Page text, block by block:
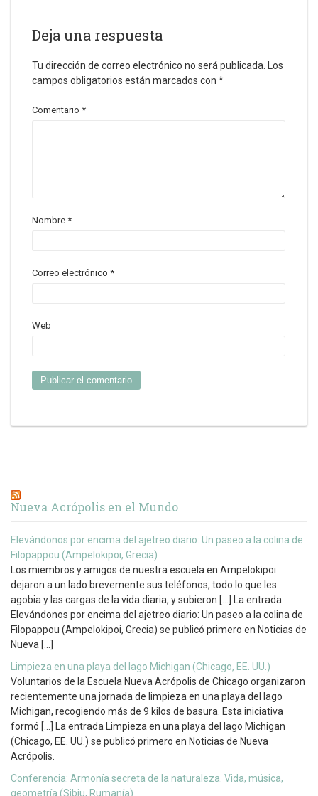
Deja una respuesta
Tu dirección de correo electrónico no será publicada.
Los
campos obligatorios están marcados con *
Comentario *
Nombre *
Correo electrónico *
Web
Nueva Acrópolis en el Mundo
Elevándonos por encima del ajetreo diario: Un paseo a la colina de
Filopappou (Ampelokipoi, Grecia)
Los miembros y amigos de nuestra escuela en Ampelokipoi
dejaron a un lado brevemente sus teléfonos, todo lo que les
agobia y las cargas de la vida diaria, y subieron […] La entrada
Elevándonos por encima del ajetreo diario: Un paseo a la colina de
Filopappou (Ampelokipoi, Grecia) se publicó primero en Noticias de
Nueva […]
Limpieza en una playa del lago Michigan (Chicago, EE. UU.)
Voluntarios de la Escuela Nueva Acrópolis de Chicago organizaron
recientemente una jornada de limpieza en una playa del lago
Michigan, recogiendo más de 9 kilos de basura. Esta iniciativa
formó […] La entrada Limpieza en una playa del lago Michigan
(Chicago, EE. UU.) se publicó primero en Noticias de Nueva
Acrópolis.
Conferencia: Armonía secreta de la naturaleza. Vida, música,
geometría (Sibiu, Rumanía)